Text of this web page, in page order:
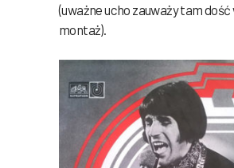
(uważne ucho zauważy tam
montaż).